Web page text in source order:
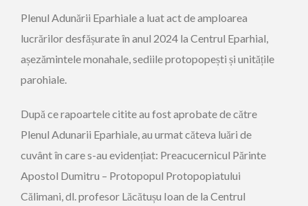
Plenul Adunării Eparhiale a luat act de amploarea
lucrărilor desfășurate în anul 2024 la Centrul Eparhial,
așezămintele monahale, sediile protopopești și unitățile
parohiale.
După ce rapoartele citite au fost aprobate de către
Plenul Adunarii Eparhiale, au urmat căteva luări de
cuvânt în cares-au evidențiat: Preacucernicul Părinte
Apostol Dumitru – Protopopul Protopopiatului
Călimani, dl. profesor Lăcătușu Ioan de la Centrul